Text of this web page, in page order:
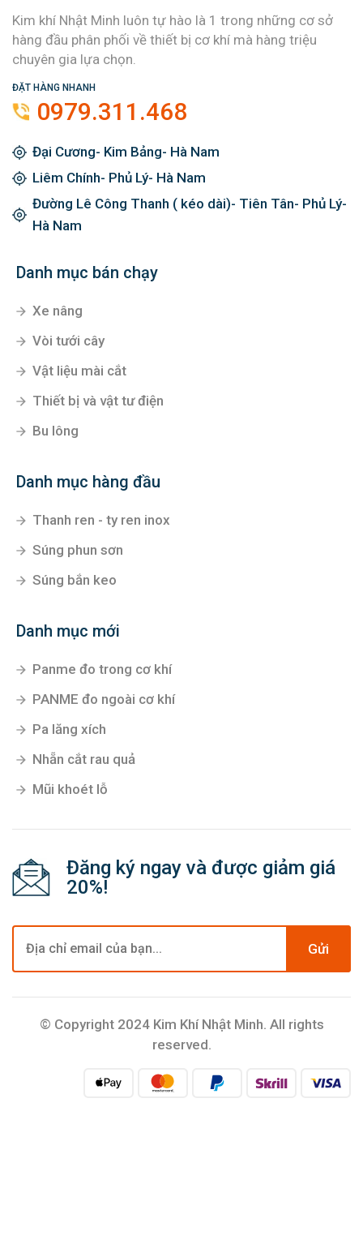
Kim khí Nhật Minh luôn tự hào là 1 trong những cơ sở
hàng đầu phân phối về thiết bị cơ khí mà hàng triệu
chuyên gia lựa chọn.
ĐẶT HÀNG NHANH
0979.311.468
Đại Cương- Kim Bảng- Hà Nam
Liêm Chính- Phủ Lý- Hà Nam
Đường Lê Công Thanh ( kéo dài)- Tiên Tân- Phủ Lý-
Hà Nam
Danh mục bán chạy
Xe nâng
Vòi tưới cây
Vật liệu mài cắt
Thiết bị và vật tư điện
Bu lông
Danh mục hàng đầu
Thanh ren - ty ren inox
Súng phun sơn
Súng bắn keo
Danh mục mới
Panme đo trong cơ khí
PANME đo ngoài cơ khí
Pa lăng xích
Nhẵn cắt rau quả
Mũi khoét lỗ
Đăng ký ngay và được giảm giá
20%!
Gửi
© Copyright 2024 Kim Khí Nhật Minh. All rights
reserved.